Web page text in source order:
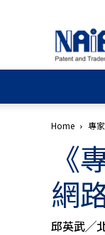
Home 專
《
網
邱英武╱